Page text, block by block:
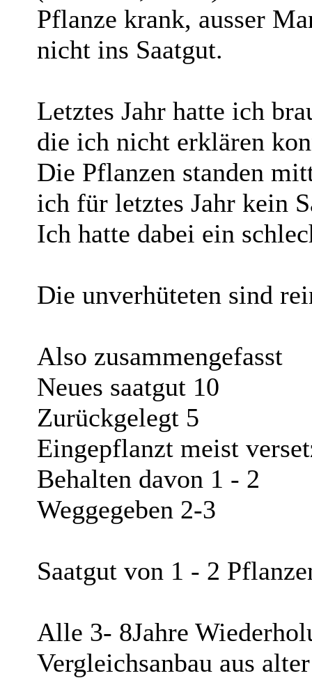
Pflanze krank, ausser
nicht ins Saatgut.
Letztes Jahr hatte ich
die ich nicht erklären
Die Pflanzen standen
ich für letztes Jahr kein
Ich hatte dabei ein
Die unverhüteten sind
Also zusammengefasst
Neues saatgut 10
Zurückgelegt 5
Eingepflanzt meist
Behalten davon 1 - 2
Weggegeben 2-3
Saatgut von 1 - 2
Alle 3- 8Jahre
Vergleichsanbau aus